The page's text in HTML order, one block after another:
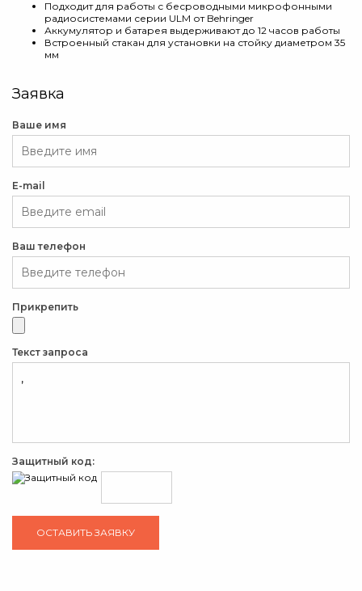
Подходит для работы с бесроводными микрофонными
радиосистемами серии ULM от Behringer
Аккумулятор и батарея выдерживают до 12 часов работы
Встроенный стакан для установки на стойку диаметром 35
мм
Заявка
Ваше имя
E-mail
Ваш телефон
Прикрепить
Текст запроса
Защитный код: